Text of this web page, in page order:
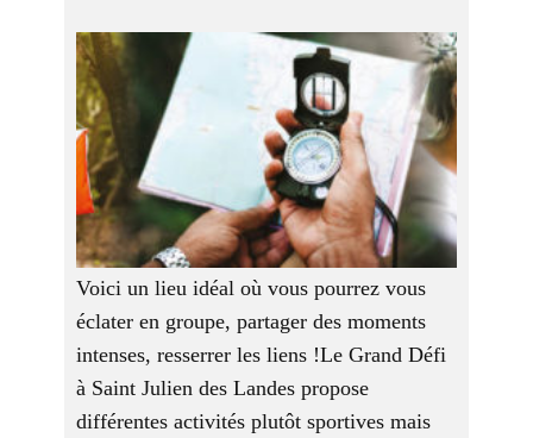
Voici un lieu idéal où vous pourrez vous
éclater en groupe, partager des moments
intenses, resserrer les liens !Le Grand Défi
à Saint Julien des Landes propose
différentes activités plutôt sportives mais